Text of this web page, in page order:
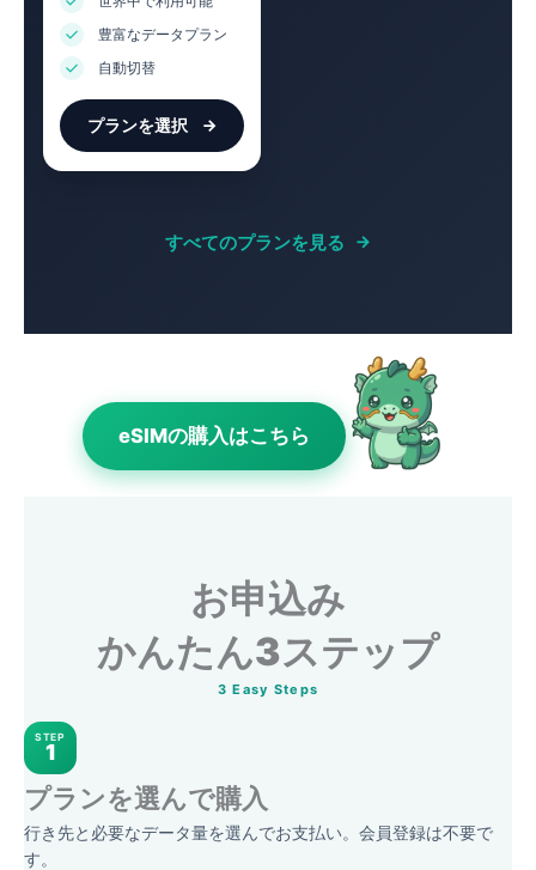
豊富なデータプラン
自動切替
プランを選択
すべてのプランを見る
eSIMの購入はこちら
お申込み
かんたん3ステップ
3 Easy Steps
STEP
1
プランを選んで購入
行き先と必要なデータ量を選んでお支払い。会員登録は不要で
す。